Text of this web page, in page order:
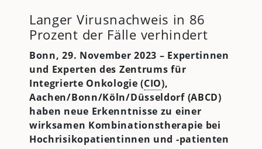
Langer Virusnachweis in 86
Prozent der Fälle verhindert
Bonn, 29. November 2023 – Expertinnen
und Experten des Zentrums für
Integrierte Onkologie (CIO),
Aachen/Bonn/Köln/Düsseldorf (ABCD)
haben neue Erkenntnisse zu einer
wirksamen Kombinationstherapie bei
Hochrisikopatientinnen und -patienten